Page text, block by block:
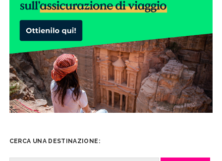
CERCA UNA DESTINAZIONE: